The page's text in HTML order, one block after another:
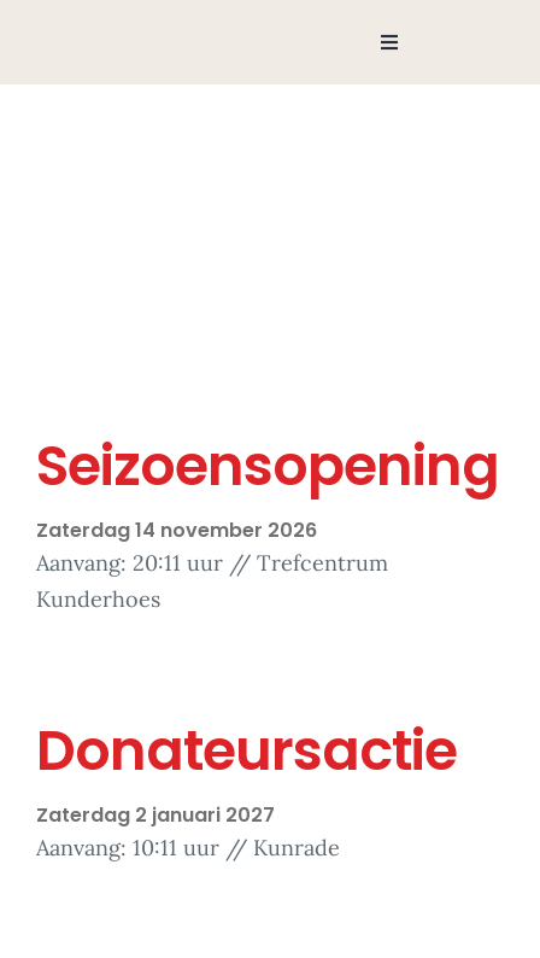
inhoud
Toggle
Seizoensopening
Zaterdag 14 november 2026
Aanvang: 20:11 uur // Trefcentrum
Kunderhoes
Donateursactie
Zaterdag 2 januari 2027
Aanvang: 10:11 uur // Kunrade